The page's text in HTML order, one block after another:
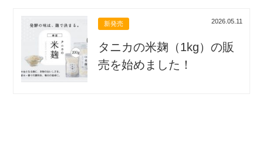
新発売 2026.05.11
タニカの米麹（1kg）の販
売を始めました！